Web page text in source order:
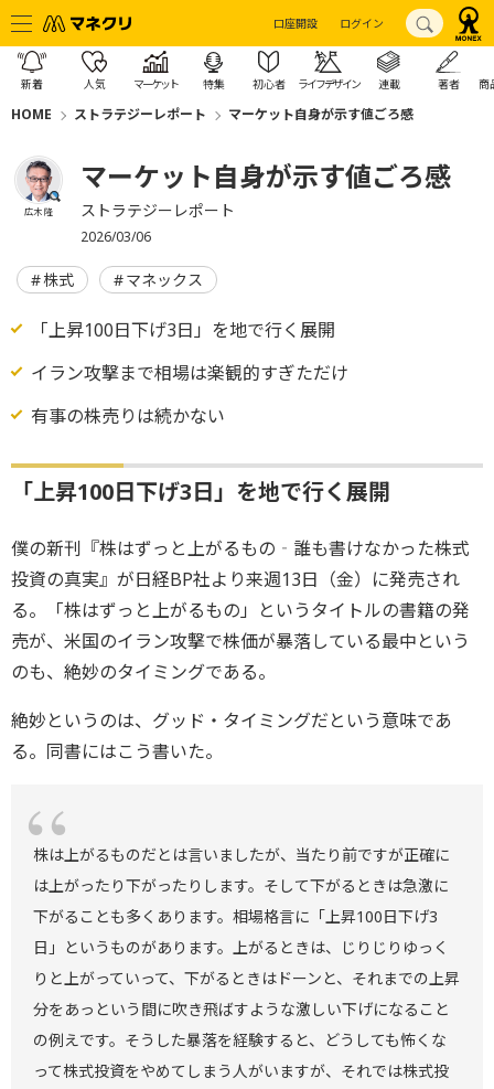
口座開設 ログイン
新着 人気 マーケット 特集 初心者 ライフデザイン 連載 著者 商
HOME ストラテジーレポート マーケット自身が示す値ごろ感
広木 隆
マーケット自身が示す値ごろ感
ストラテジーレポート
2026/03/06
株式 マネックス
「上昇100日下げ3日」を地で行く展開
イラン攻撃まで相場は楽観的すぎただけ
有事の株売りは続かない
「上昇100日下げ3日」を地で行く展開
僕の新刊『株はずっと上がるもの‐誰も書けなかった株式
投資の真実』が日経BP社より来週13日（金）に発売され
る。「株はずっと上がるもの」というタイトルの書籍の発
売が、米国のイラン攻撃で株価が暴落している最中という
のも、絶妙のタイミングである。
絶妙というのは、グッド・タイミングだという意味であ
る。同書にはこう書いた。
株は上がるものだとは言いましたが、当たり前ですが正確に
は上がったり下がったりします。そして下がるときは急激に
下がることも多くあります。相場格言に「上昇100日下げ3
日」というものがあります。上がるときは、じりじりゆっく
りと上がっていって、下がるときはドーンと、それまでの上昇
分をあっという間に吹き飛ばすような激しい下げになること
の例えです。そうした暴落を経験すると、どうしても怖くな
って株式投資をやめてしまう人がいますが、それでは株式投